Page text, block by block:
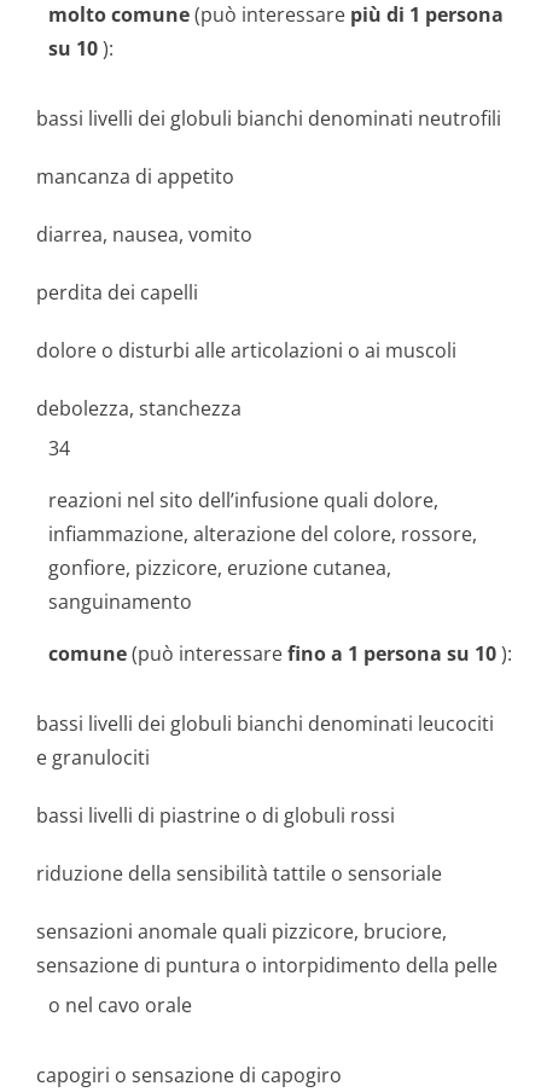
molto comune(può interessare più di 1 persona
su 10):
bassi livelli dei globuli bianchi denominati neutrofili
mancanza di appetito
diarrea, nausea, vomito
perdita dei capelli
dolore o disturbi alle articolazioni o ai muscoli
debolezza, stanchezza
34
reazioni nel sito dell’infusione quali dolore,
infiammazione, alterazione del colore, rossore,
gonfiore, pizzicore, eruzione cutanea,
sanguinamento
comune(può interessarefino a 1 persona su 10):
bassi livelli dei globuli bianchi denominati leucociti
e granulociti
bassi livelli di piastrine o di globuli rossi
riduzione della sensibilità tattile o sensoriale
sensazioni anomale quali pizzicore, bruciore,
sensazione di puntura o intorpidimento della pelle
o nel cavo orale
capogiri o sensazione di capogiro